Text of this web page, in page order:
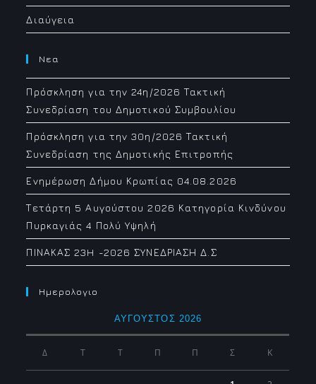
Διαύγεια
Νεα
Πρόσκληση για την 24η/2026 Τακτική
Συνεδρίαση του Δημοτικού Συμβουλίου
Πρόσκληση για την 30η/2026 Τακτική
Συνεδρίαση της Δημοτικής Επιτροπής
Ενημέρωση Δήμου Κρωπίας 04.08.2026
Τετάρτη 5 Αυγούστου 2026 Κατηγορία Κινδύνου
Πυρκαγιάς 4 Πολύ Υψηλή
ΠΙΝΑΚΑΣ 23H -2026 ΣΥΝΕΔΡΙΑΣΗ Δ.Σ
Ημερολογιο
ΑΎΓΟΥΣΤΟΣ 2026
Δ Τ Τ Π Π Σ Κ